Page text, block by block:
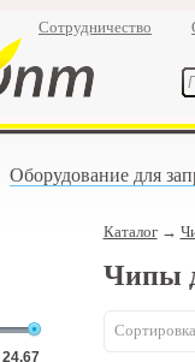
Сотрудничество
Оборудование для
Каталог→
Чипы